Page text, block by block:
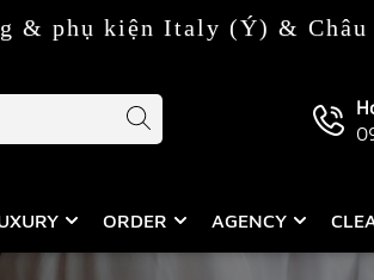
Italy (Ý) & Châu Âu
ORDER AGENCY